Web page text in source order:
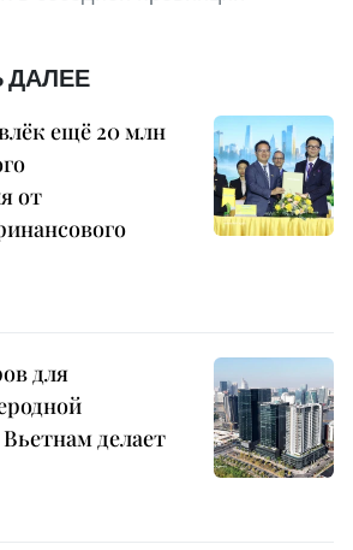
ДАЛЕЕ
ещё 20 млн
от
для
делает